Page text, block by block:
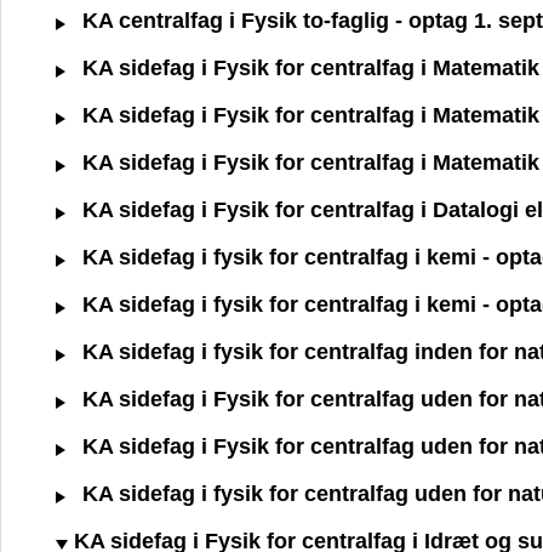
KA centralfag i Fysik to-faglig - optag 1.
KA sidefag i Fysik for centralfag i
KA sidefag i Fysik for centralfag i
KA sidefag i Fysik for centralfag i
KA sidefag i Fysik for centralfag i Datalogi
KA sidefag i fysik for centralfag i kemi -
KA sidefag i fysik for centralfag i kemi -
KA sidefag i fysik for centralfag inden for
KA sidefag i Fysik for centralfag uden for
KA sidefag i Fysik for centralfag uden for
KA sidefag i fysik for centralfag uden for
KA sidefag i Fysik for centralfag i Idræt og